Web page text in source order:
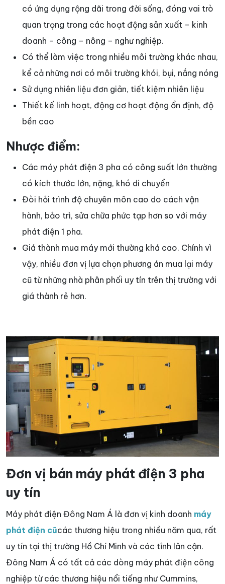
có ứng dụng rộng dãi trong đời sống, đóng vai trò
quan trọng trong các hoạt động sản xuất – kinh
doanh – công – nông – nghư nghiệp.
Có thể làm việc trong nhiều môi trường khác nhau,
kể cả những nơi có môi trường khói, bụi, nắng nóng
Sử dụng nhiên liệu đơn giản, tiết kiệm nhiên liệu
Thiết kế linh hoạt, động cơ hoạt động ổn định, độ
bền cao
Nhược điểm:
Các máy phát điện 3 pha có công suất lớn thường
có kích thước lớn, nặng, khó di chuyển
Đòi hỏi trình độ chuyên môn cao do cách vận
hành, bảo trì, sửa chữa phức tạp hơn so với máy
phát điện 1 pha.
Giá thành mua máy mới thường khá cao. Chính vì
vậy, nhiều đơn vị lựa chọn phương án mua lại máy
cũ từ những nhà phân phối uy tín trên thị trường với
giá thành rẻ hơn.
Đơn vị bán máy phát điện 3 pha
uy tín
Máy phát điện Đông Nam Á là đơn vị kinh doanh máy
phát điện cũcác thương hiệu trong nhiều năm qua, rất
uy tín tại thị trường Hồ Chí Minh và các tỉnh lân cận.
Đông Nam Á có tất cả các dòng máy phát điện công
nghiệp từ các thương hiệu nổi tiếng như Cummins,